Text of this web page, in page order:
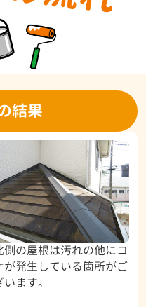
結果
側の屋根は汚れの他にコ
が発生している箇所がご
います。